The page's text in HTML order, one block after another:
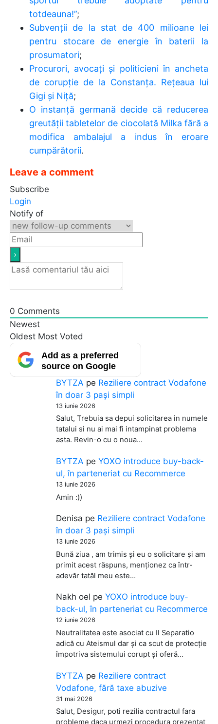
totdeauna!”;
Subvenții de la stat de 400 milioane lei
pentru stocare de energie în baterii la
prosumatori;
Procurori, avocați și politicieni în ancheta
de corupție de la Constanța. Rețeaua lui
Gigi și Niță;
O instanţă germană decide că reducerea
greutăţii tabletelor de ciocolată Milka fără a
modifica ambalajul a indus în eroare
cumpărătorii.
Leave a comment
Subscribe
Login
Notify of
0 Comments
Newest
Oldest Most Voted
Add as a preferred
source on Google
BYTZA pe Reziliere contract Vodafone
în doar 3 pași simpli
13 iunie 2026
Salut, Trebuia sa depui solicitarea in numele
tatalui si nu ai mai fi intampinat problema
asta. Revin-o cu o noua…
BYTZA peYOXO introduce buy-back-
ul, în parteneriat cu Recommerce
13 iunie 2026
Amin :))
Denisa pe Reziliere contract Vodafone
în doar 3 pași simpli
13 iunie 2026
Bună ziua , am trimis și eu o solicitare și am
primit acest răspuns, menționez ca într-
adevăr tatăl meu este…
Nakh oel peYOXO introduce buy-
back-ul, în parteneriat cu Recommerce
12 iunie 2026
Neutralitatea este asociat cu Il Separatio
adică cu Ateismul dar și ca scut de protecție
împotriva sistemului corupt și oferă…
BYTZA pe Reziliere contract
Vodafone, fără taxe abuzive
31 mai 2026
Salut, Desigur, poti rezilia contractul fara
probleme daca urmezi procedura prezentat